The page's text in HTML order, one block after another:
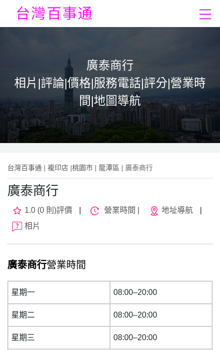
廣泰商行
相片|評論|價格|服務電話|評分|營業時
間|地圖導航
台灣百事通 | 複印店 |桃園市 | 龍潭區 | 廣泰商行
廣泰商行
1.0 (0 則)評價 營業時間 | 地址導航
相片
廣泰商行營業時間
星期一 08:00–20:00
星期二 08:00–20:00
星期三 08:00–20:00